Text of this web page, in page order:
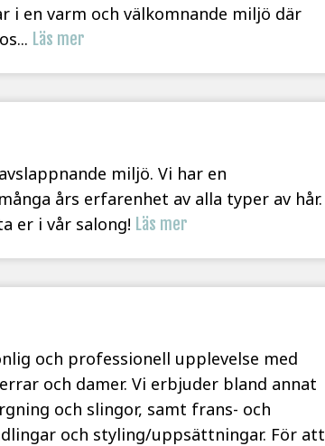
i en varm och välkomnande miljö där
Läs mer
miljö. Vi har en
års erfarenhet av alla typer av hår.
er i vår salong! Läs mer
och professionell upplevelse med
och damer. Vi erbjuder bland annat
och slingor, samt frans- och
och styling/uppsättningar. För att